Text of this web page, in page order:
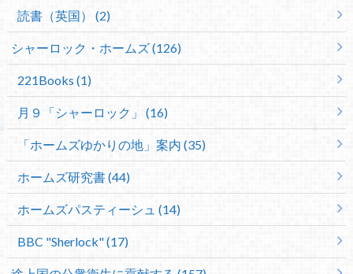
読書（英国） (2)
シャーロック・ホームズ (126)
221Books (1)
月９「シャーロック」 (16)
「ホームズゆかりの地」案内 (35)
ホームズ研究書 (44)
ホームズパスティーシュ (14)
BBC "Sherlock" (17)